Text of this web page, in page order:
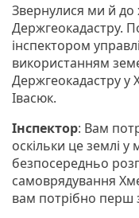
Звернулися ми й
Держгеокадастру.
інспектором
використанням
Держгеокадастру у
Івасюк.
Інспектор: Вам
оскільки це землі
безпосередньо
самоврядування
вам потрібно перш